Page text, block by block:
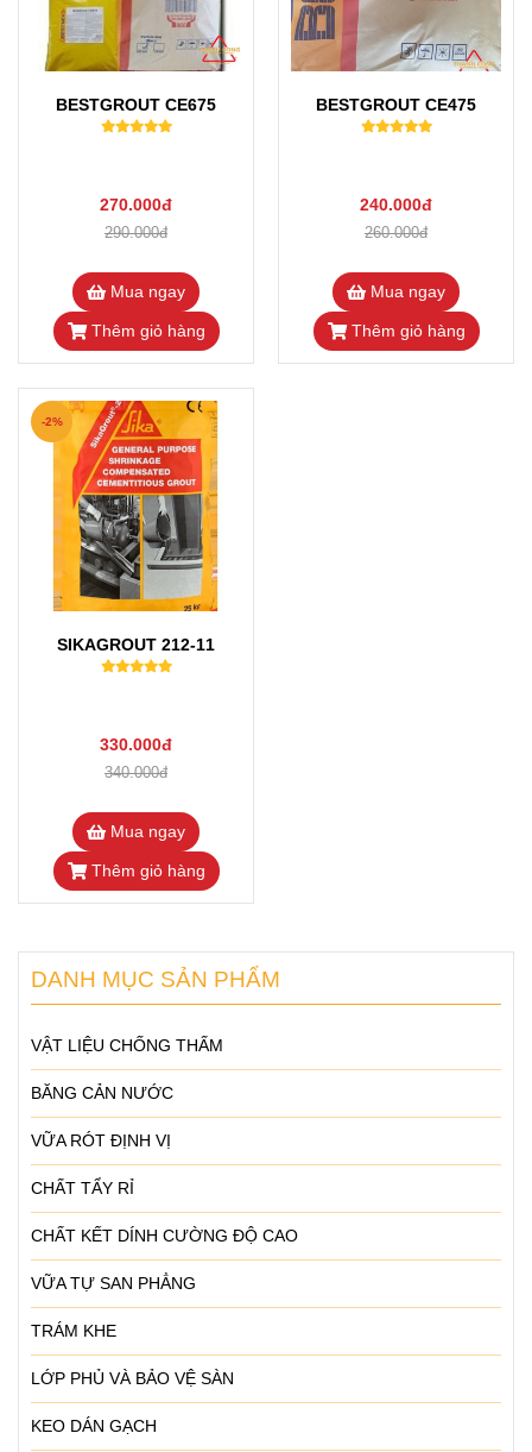
BESTGROUT CE675
270.000đ
290.000đ
Mua ngay
Thêm giỏ hàng
BESTGROUT CE475
240.000đ
260.000đ
Mua ngay
Thêm giỏ hàng
SIKAGROUT 212-11
330.000đ
340.000đ
-2%
Mua ngay
Thêm giỏ hàng
DANH MỤC SẢN PHẨM
VẬT LIỆU CHỐNG THẤM
BĂNG CẢN NƯỚC
VỮA RÓT ĐỊNH VỊ
CHẤT TẨY RỈ
CHẤT KẾT DÍNH CƯỜNG ĐỘ CAO
VỮA TỰ SAN PHẲNG
TRÁM KHE
LỚP PHỦ VÀ BẢO VỆ SÀN
KEO DÁN GẠCH